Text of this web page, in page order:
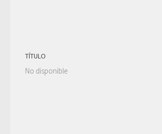
TÍTULO
No disponible